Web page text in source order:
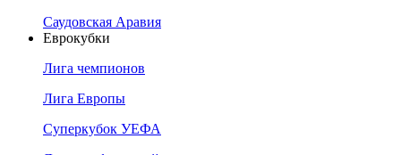
Саудовская Аравия
Еврокубки
Лига чемпионов
Лига Европы
Суперкубок УЕФА